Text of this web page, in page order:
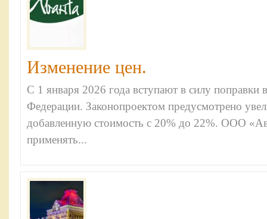
Изменение цен.
С 1 января 2026 года вступают в силу поправки
Федерации. Законопроектом предусмотрено
добавленную стоимость с 20% до 22%. ООО
применять...